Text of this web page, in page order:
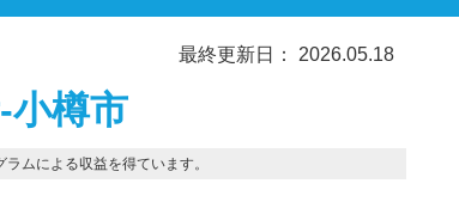
最終更新日： 2026.05.18
小樽市
ムによる収益を得ています。